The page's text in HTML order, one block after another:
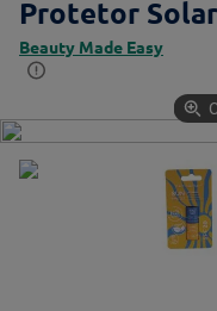
Protetor
Beauty Made Easy